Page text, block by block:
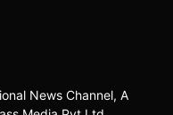
News Channel, A